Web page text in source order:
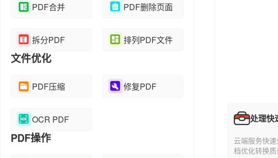
PDF合并 PDF删除页面
拆分PDF 排列PDF文件
文件优化
PDF压缩 修复PDF
OCR PDF
PDF操作
处理快
云端服务快
档优化转换质